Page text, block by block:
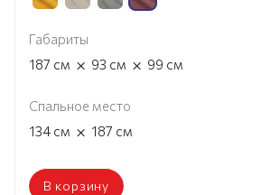
Габариты
187 см × 93 см × 99 см
Спальное место
134 см × 187 см
В корзину